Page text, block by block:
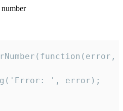
', error);